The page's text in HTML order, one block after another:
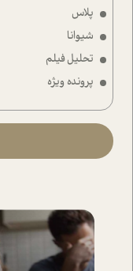
پلاس
شیوانا
تحلیل فیلم
پرونده ویژه